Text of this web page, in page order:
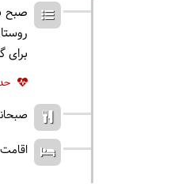
صبح
حدود 2